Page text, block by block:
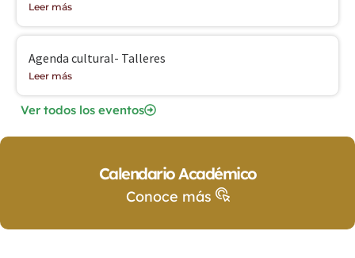
Leer más
Agenda cultural- Talleres
Leer más
Ver todos los eventos
Calendario Académico
Conoce más